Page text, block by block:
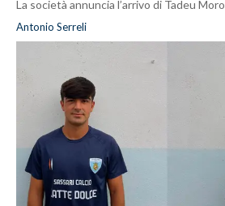
La società annuncia l’arrivo di Tadeu Moro
Antonio Serreli